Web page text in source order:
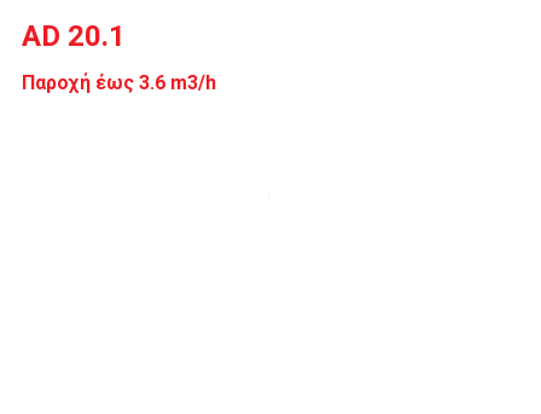
AD 20.1
Παροχή έως 3.6 m3/h